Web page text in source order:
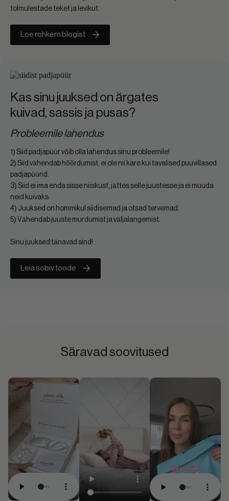
tolmulestade teket ja levikut.
Loe rohkem blogist
Kas sinu juuksed on ärgates
kuivad, sassis ja pusas?
Probleemile lahendus
1) Siid padjapüür võib olla lahendus sinu probleemile!
2) Siid vähendab hõõrdumist, ei ole nii kare kui tavalised puuvillased
padjapüürid.
3) Siid ei ima enda sisse niiskust, jättes selle juustesse ja ei muuda
neid kuivaks.
4) Juuksed on hommikul siidisemad ja otsad tervemad.
5) Vähendab juuste murdumist ja väljalangemist.
Sinu juuksed tänavad sind!
Leia sobiv toode
Säravad soovitused